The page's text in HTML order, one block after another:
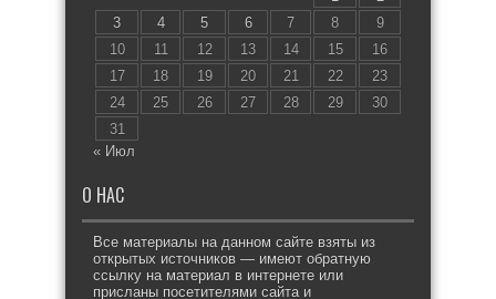
3
4 5 6 7 8
9
10
11 12 13 14 15
16
17
18 19 20 21 22
23
24
25 26 27 28 29
30
31
« Июл
О НАС
Все материалы на данном сайте взяты из
открытых источников — имеют обратную
ссылку на материал в интернете или
присланы посетителями сайта и